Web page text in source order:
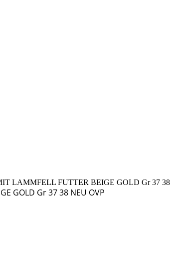
LAMMFELL FUTTER BEIGE GOLD Gr 37
GOLD Gr 37 38 NEU OVP